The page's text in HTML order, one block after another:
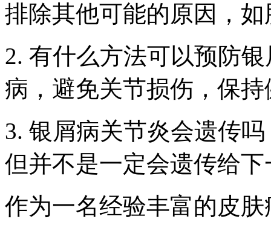
排除其他可能的原因，
2. 有什么方法可以预防
病，避免关节损伤，保
3. 银屑病关节炎会遗传
但并不是一定会遗传给下
作为一名经验丰富的皮